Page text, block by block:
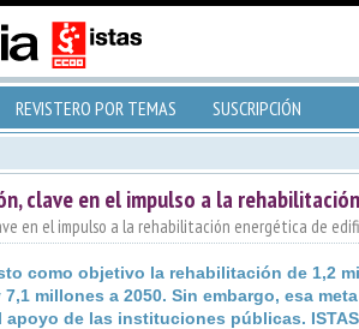
REVISTERO POR TEMAS SUSCRIPCIÓN
clave en el impulso a la
en el impulso a la rehabilitación energética de
como objetivo la rehabilitación de 1,2
millones a 2050. Sin embargo, esa
apoyo de las instituciones públicas.